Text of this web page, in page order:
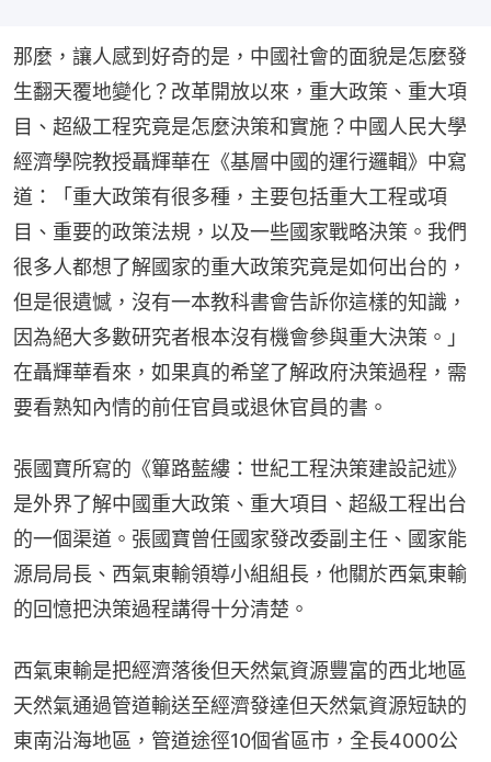
那麼，讓人感到好奇的是，中國社會的面貌是怎麼發
生翻天覆地變化？改革開放以來，重大政策、重大項
目、超級工程究竟是怎麼決策和實施？中國人民大學
經濟學院教授聶輝華在《基層中國的運行邏輯》中寫
道：「重大政策有很多種，主要包括重大工程或項
目、重要的政策法規，以及一些國家戰略決策。我們
很多人都想了解國家的重大政策究竟是如何出台的，
但是很遺憾，沒有一本教科書會告訴你這樣的知識，
因為絕大多數研究者根本沒有機會參與重大決策。」
在聶輝華看來，如果真的希望了解政府決策過程，需
要看熟知內情的前任官員或退休官員的書。
張國寶所寫的《篳路藍縷：世紀工程決策建設記述》
是外界了解中國重大政策、重大項目、超級工程出台
的一個渠道。張國寶曾任國家發改委副主任、國家能
源局局長、西氣東輸領導小組組長，他關於西氣東輸
的回憶把決策過程講得十分清楚。
西氣東輸是把經濟落後但天然氣資源豐富的西北地區
天然氣通過管道輸送至經濟發達但天然氣資源短缺的
東南沿海地區，管道途徑10個省區市，全長4000公